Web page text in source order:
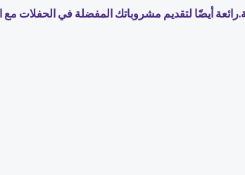
أيضًا لتقديم مشروباتك المفضلة في الحفلات مع